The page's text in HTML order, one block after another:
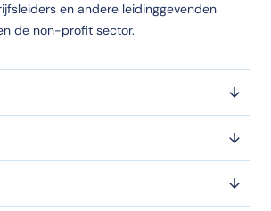
en andere leidinggevenden
de non-profit sector.